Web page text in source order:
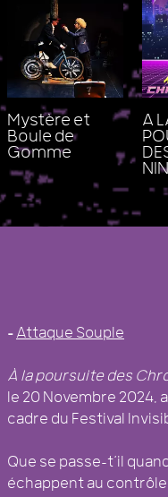
Mystère et
Boule de
Gomme
A
COLLECTIF
– Attaque Souple
À la poursuite des
le 20 Novembre 2024,
cadre du Festival
Que se passe-t’il
échappent au